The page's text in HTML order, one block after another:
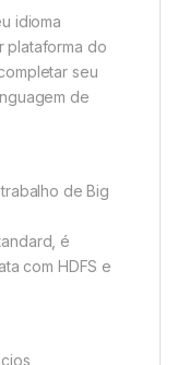
idioma
plataforma do
seu
de
de Big
é
com HDFS e